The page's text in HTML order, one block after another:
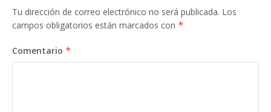
Tu dirección de correo electrónico no será publicada. Los
campos obligatorios están marcados con *
Comentario *